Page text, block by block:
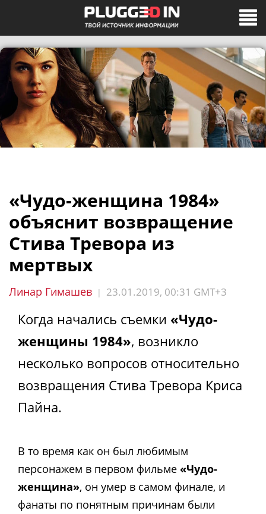
«Чудо-женщина 1984»
объяснит возвращение
Стива Тревора из
мертвых
Линар Гимашев | 23.01.2019, 00:31 GMT+3
Когда начались съемки «Чудо-
женщины 1984», возникло
несколько вопросов относительно
возвращения Стива Тревора Криса
Пайна.
В то время как он был любимым
персонажем в первом фильме «Чудо-
женщина», он умер в самом финале, и
фанаты по понятным причинам были